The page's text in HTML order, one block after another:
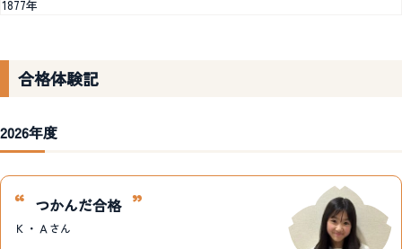
1877年
合格体験記
2026年度
つかんだ合格
Ｋ・Ａさん